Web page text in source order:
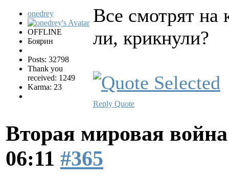
onedrey
OFFLINE
Боярин
Posts: 32798
Thank you
received: 1249
Karma: 23
Все смотрят на
ли, крикнули?
Reply Quote
Вторая мировая
06:11 #365